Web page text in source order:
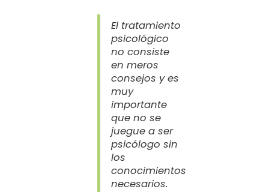
El tratamiento
psicológico
no consiste
en meros
consejos y es
muy
importante
que no se
juegue a ser
psicólogo sin
los
conocimientos
necesarios.